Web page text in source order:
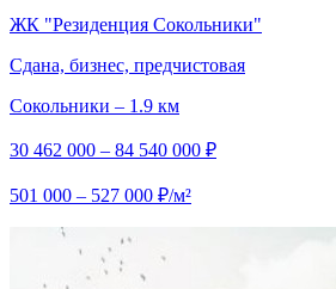
ЖК "Резиденция Сокольники"
Сдана, бизнес, предчистовая
Сокольники – 1.9 км
30 462 000 – 84 540 000 ₽
501 000 – 527 000 ₽/м²